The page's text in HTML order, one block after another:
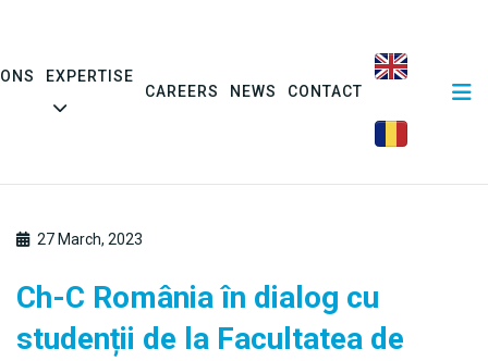
EXPERTISE
CAREERS
NEWS CONTACT
27 March, 2023
Ch-C România în dialog cu
studenții de la Facultatea de